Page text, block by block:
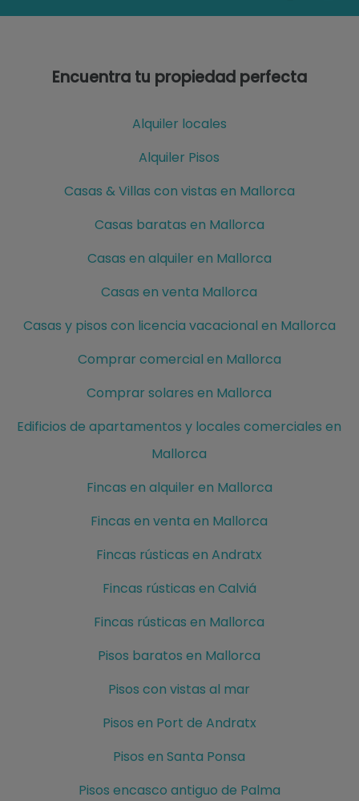
Encuentra tu propiedad perfecta
Alquiler locales
Alquiler Pisos
Casas & Villas con vistas en Mallorca
Casas baratas en Mallorca
Casas en alquiler en Mallorca
Casas en venta Mallorca
Casas y pisos con licencia vacacional en Mallorca
Comprar comercial en Mallorca
Comprar solares en Mallorca
Edificios de apartamentos y locales comerciales en
Mallorca
Fincas en alquiler en Mallorca
Fincas en venta en Mallorca
Fincas rústicas en Andratx
Fincas rústicas en Calviá
Fincas rústicas en Mallorca
Pisos baratos en Mallorca
Pisos con vistas al mar
Pisos en Port de Andratx
Pisos en Santa Ponsa
Pisos encasco antiguo de Palma